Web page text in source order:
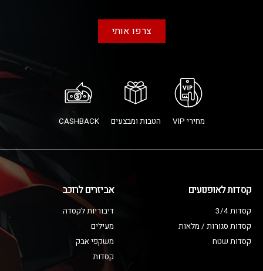
צרפו אותי
מחירי VIP הטבות ומבצעים CASHBACK
קסדות לאופנועים
קסדות 3/4
קסדות סגורות / מלאות
קסדות שטח
אביזרים לרוכב
דיבוריות לקסדה
מעילים
משקפי אבק
קסדות